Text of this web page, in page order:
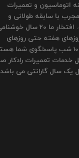
اتوماسیون و تعمیرات
با سابقه طولانی و
درخشان در خدمت شماست. افتخار ما 20
هفته حتی روزهای
تعطیل از ساعت 8 صبح تا 10 شب پاسخگوی
تعمیرات رادکار
سال گارانتی می